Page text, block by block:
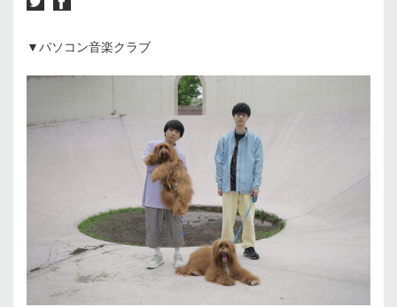
▼パソコン音楽クラブ